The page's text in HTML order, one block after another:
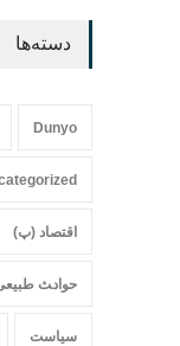
دسته‌ها
Dunyo
اقتصاد (پ)
حواد‍‍‍ث
سیاست